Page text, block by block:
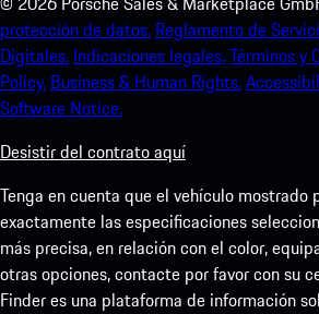
protección de datos. Reglamento de
Digitales. Indicaciones legales.Términos y
Policy. Business & Human Rights.
Software Notice.
Desistir del contrato aquí
Tenga en cuenta que el vehículo mostrado
exactamente las especificaciones
más precisa, en relación con el color,
otras opciones, contacte por favor con su
Finder es una plataforma de información